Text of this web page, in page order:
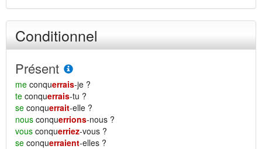
Conditionnel
Présent
me conquerrais-je ?
te conquerrais-tu ?
se conquerrait-elle ?
nous conquerrions-nous ?
vous conquerriez-vous ?
se conquerraient-elles ?